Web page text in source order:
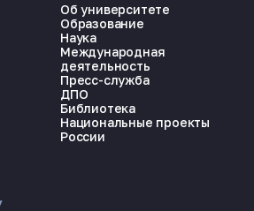
Об университете
Образование
Наука
Международная
деятельность
Пресс-служба
ДПО
Библиотека
Национальные проекты
России